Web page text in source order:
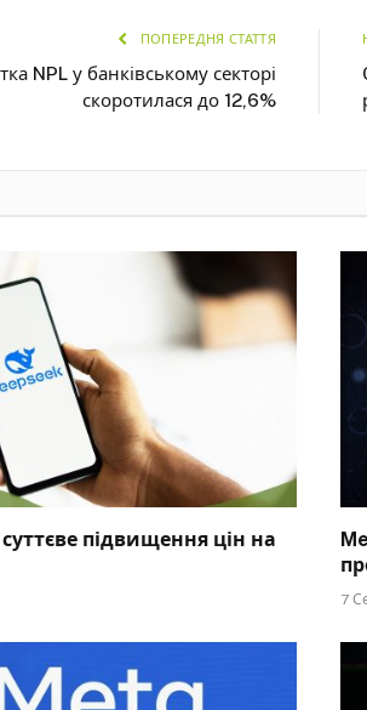
ПОПЕРЕДНЯ СТАТТЯ
NPL у банківському секторі
скоротилася до 12,6%
суттєве підвищення цін на
7